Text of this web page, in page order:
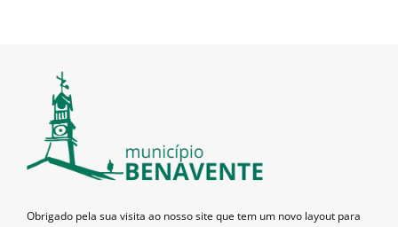
Obrigado pela sua visita ao nosso site que tem um novo layout para